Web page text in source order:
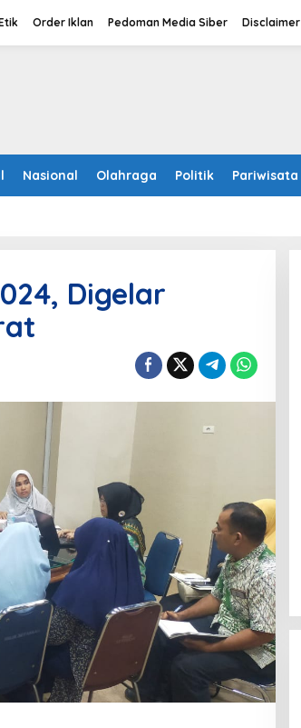
Order Iklan Pedoman Media Siber Disclaimer
Nasional Olahraga Politik Pariwisata
Digelar